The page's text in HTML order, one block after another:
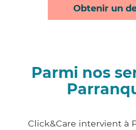
Obtenir un
Parmi nos
Click&Care intervient à